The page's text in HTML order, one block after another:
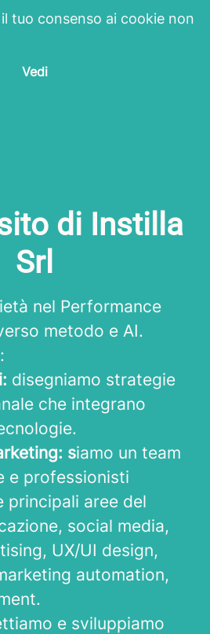
tuo consenso ai cookie non
Vedi
di Instilla
Srl
nel Performance
metodo e AI.
disegniamo strategie
che integrano
siamo un team
e professionisti
principali aree del
social media,
UX/UI design,
automation,
e sviluppiamo